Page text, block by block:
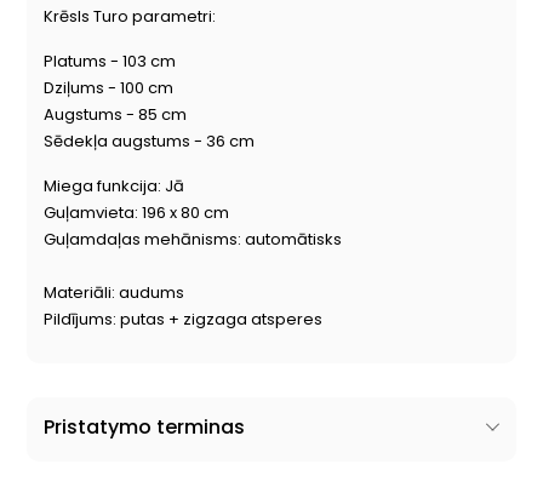
Krēsls Turo parametri:
Platums - 103 cm
Dziļums - 100 cm
Augstums - 85 cm
Sēdekļa augstums - 36 cm
Miega funkcija: Jā
Guļamvieta: 196 x 80 cm
Guļamdaļas mehānisms: automātisks
Materiāli: audums
Pildījums: putas + zigzaga atsperes
Pristatymo terminas